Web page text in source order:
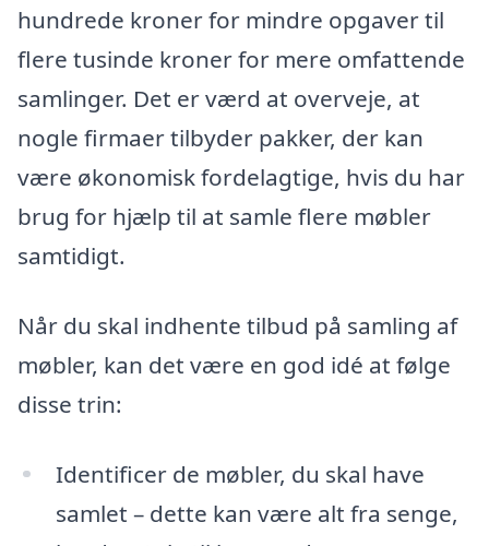
hundrede kroner for mindre opgaver til
flere tusinde kroner for mere omfattende
samlinger. Det er værd at overveje, at
nogle firmaer tilbyder pakker, der kan
være økonomisk fordelagtige, hvis du har
brug for hjælp til at samle flere møbler
samtidigt.
Når du skal indhente tilbud på samling af
møbler, kan det være en god idé at følge
disse trin:
Identificer de møbler, du skal have
samlet – dette kan være alt fra senge,